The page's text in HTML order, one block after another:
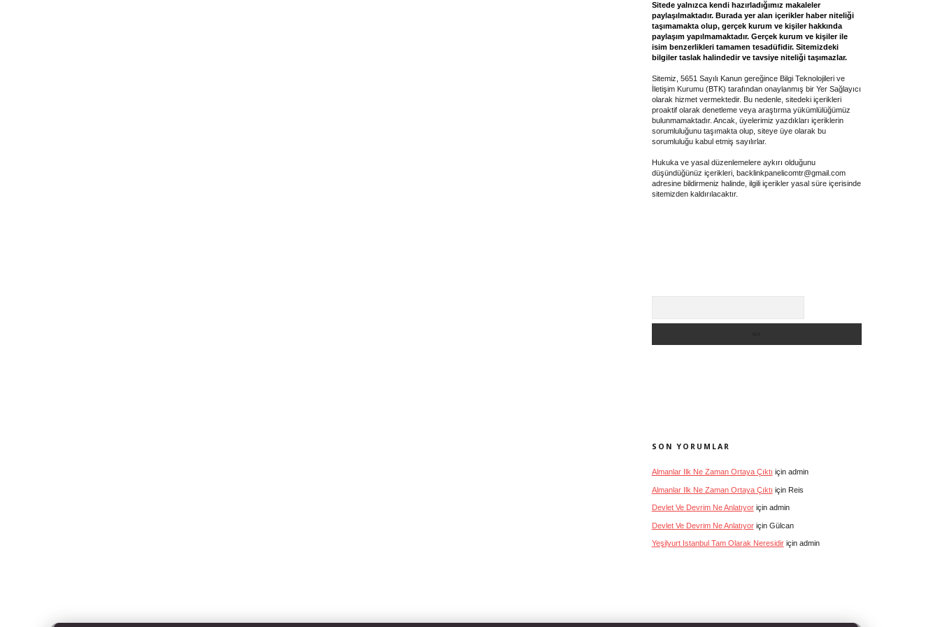
Sitede yalnızca kendi hazırladığımız makaleler
paylaşılmaktadır. Burada yer alan içerikler haber niteliği
taşımamakta olup, gerçek kurum ve kişiler hakkında
paylaşım yapılmamaktadır. Gerçek kurum ve kişiler ile
isim benzerlikleri tamamen tesadüfidir. Sitemizdeki
bilgiler taslak halindedir ve tavsiye niteliği taşımazlar.
Sitemiz, 5651 Sayılı Kanun gereğince Bilgi Teknolojileri ve
İletişim Kurumu (BTK) tarafından onaylanmış bir Yer Sağlayıcı
olarak hizmet vermektedir. Bu nedenle, sitedeki içerikleri
proaktif olarak denetleme veya araştırma yükümlülüğümüz
bulunmamaktadır. Ancak, üyelerimiz yazdıkları içeriklerin
sorumluluğunu taşımakta olup, siteye üye olarak bu
sorumluluğu kabul etmiş sayılırlar.
Hukuka ve yasal düzenlemelere aykırı olduğunu
düşündüğünüz içerikleri, backlinkpanelicomtr@gmail.com
adresine bildirmeniz halinde, ilgili içerikler yasal süre içerisinde
sitemizden kaldırılacaktır.
SON YORUMLAR
Almanlar Ilk Ne Zaman Ortaya Çıktı için admin
Almanlar Ilk Ne Zaman Ortaya Çıktı için Reis
Devlet Ve Devrim Ne Anlatıyoriçin admin
Devlet Ve Devrim Ne Anlatıyoriçin Gülcan
Yeşilyurt Istanbul Tam Olarak Neresidiriçin admin